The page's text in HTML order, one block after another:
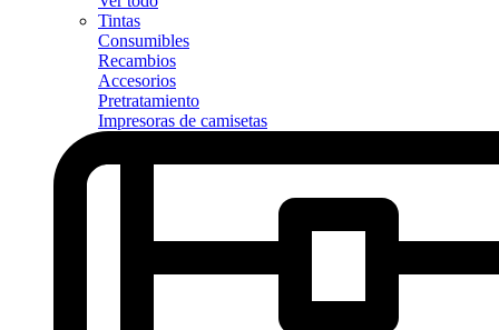
Tintas
Consumibles
Recambios
Accesorios
Pretratamiento
Impresoras de camisetas